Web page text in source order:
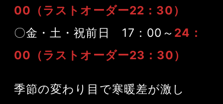
00（ラストオーダー22：30）
〇金・土・祝前日 17：00～ 24：
00（ラストオーダー23：30）
季節の変わり目で寒暖差が激し